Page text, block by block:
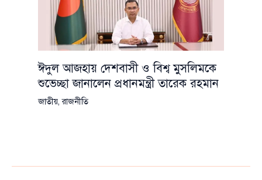
ঈদুল আজহায় দেশবাসী ও বিশ্ব মুসলিমকে
শুভেচ্ছা জানালেন প্রধানমন্ত্রী তারেক রহমান
জাতীয়,রাজনীতি